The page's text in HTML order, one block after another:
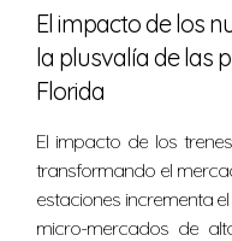
El impacto de los
la plusvalía de las
Florida
El impacto de los
transformando el
estaciones incrementa
micro-mercados de